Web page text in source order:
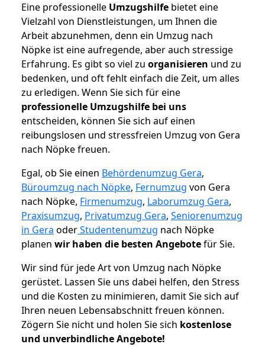
Eine professionelle Umzugshilfe bietet eine
Vielzahl von Dienstleistungen, um Ihnen die
Arbeit abzunehmen, denn ein Umzug nach
Nöpke ist eine aufregende, aber auch stressige
Erfahrung. Es gibt so viel zu organisieren und zu
bedenken, und oft fehlt einfach die Zeit, um alles
zu erledigen. Wenn Sie sich für eine
professionelle Umzugshilfe bei uns
entscheiden, können Sie sich auf einen
reibungslosen und stressfreien Umzug von Gera
nach Nöpke freuen.
Egal, ob Sie einen Behördenumzug Gera,
Büroumzug nach Nöpke, Fernumzug von Gera
nach Nöpke, Firmenumzug, Laborumzug Gera,
Praxisumzug, Privatumzug Gera, Seniorenumzug
in Gera oderStudentenumzug nach Nöpke
planen wir haben die besten Angebotefür Sie.
Wir sind für jede Art von Umzug nach Nöpke
gerüstet. Lassen Sie uns dabei helfen, den Stress
und die Kosten zu minimieren, damit Sie sich auf
Ihren neuen Lebensabschnitt freuen können.
Zögern Sie nicht und holen Sie sich kostenlose
und unverbindliche Angebote!